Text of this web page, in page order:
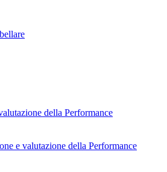
della Performance
e valutazione della Performance